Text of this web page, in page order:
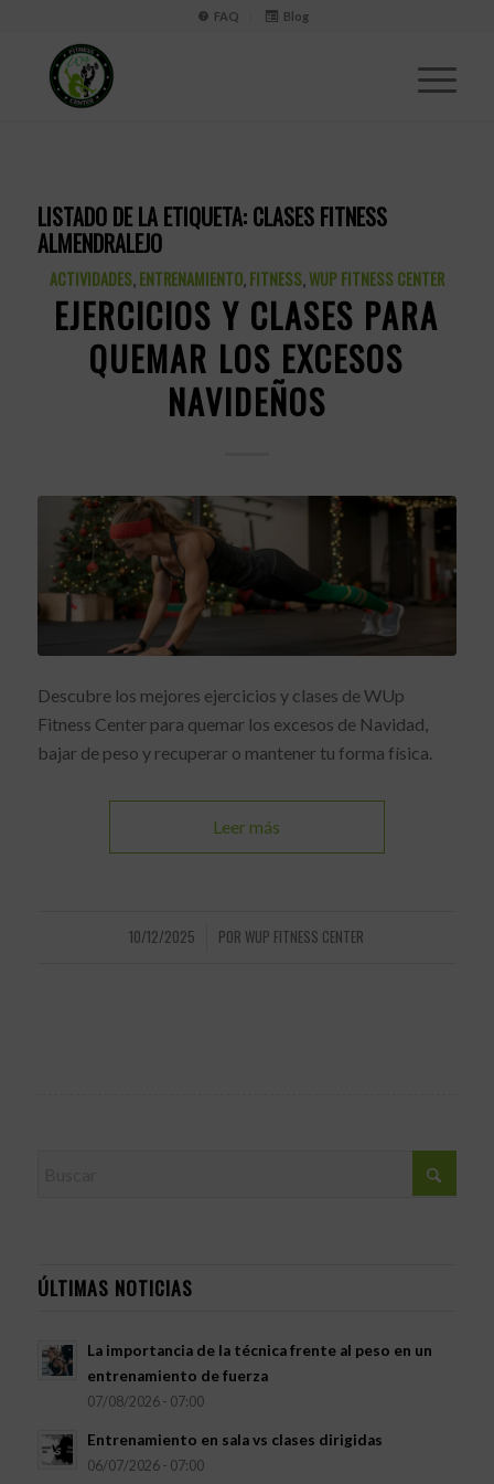
FAQ Blog
LISTADO DE LA ETIQUETA: CLASES FITNESS
ALMENDRALEJO
ACTIVIDADES,ENTRENAMIENTO,FITNESS,WUP FITNESS CENTER
EJERCICIOS Y CLASES PARA
QUEMAR LOS EXCESOS
NAVIDEÑOS
Descubre los mejores ejercicios y clases de WUp
Fitness Center para quemar los excesos de Navidad,
bajar de peso y recuperar o mantener tu forma física.
Leer más
10/12/2025
/ POR WUP FITNESS CENTER
ÚLTIMAS NOTICIAS
La importancia de la técnica frente al peso en un
entrenamiento de fuerza
07/08/2026 - 07:00
Entrenamiento en sala vs clases dirigidas
06/07/2026 - 07:00